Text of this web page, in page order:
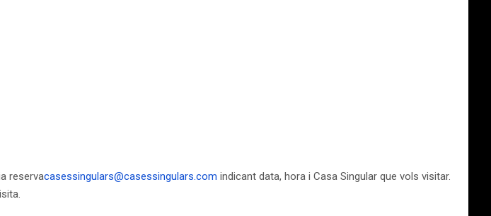
reservacasessingulars@casessingulars.com indicant data, hora i Casa Singular que vols visitar.